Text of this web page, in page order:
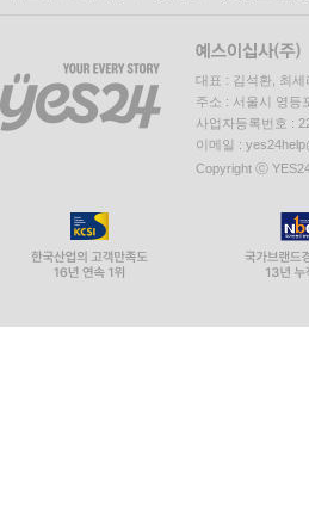
대표 : 김석환, 최세
주소 : 서울시 영등
사업자등록번호 :
이메일 :
Copyright ⓒ